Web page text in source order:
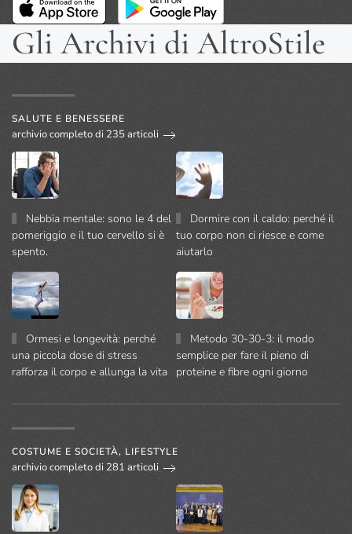
Gli Archivi di AltroStile
SALUTE E BENESSERE
archivio completo di 235 articoli
Nebbia mentale: sono le 4 del
pomeriggio e il tuo cervello si è
spento.
Dormire con il caldo: perché il
tuo corpo non ci riesce e come
aiutarlo
Ormesi e longevità: perché
una piccola dose di stress
rafforza il corpo e allunga la vita
Metodo 30-30-3: il modo
semplice per fare il pieno di
proteine e fibre ogni giorno
COSTUME E SOCIETÀ, LIFESTYLE
archivio completo di 281 articoli